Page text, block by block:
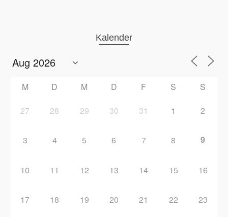
Kalender
M D M D F S S
27 28 29 30 31 1 2
3 4 5 6 7 8 9
10 11 12 13 14 15 16
17 18 19 20 21 22 23